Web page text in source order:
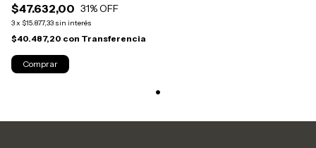
$47.632,00 31% OFF
3x $15.877,33 sin interés
$40.487,20 con Transferencia
Comprar